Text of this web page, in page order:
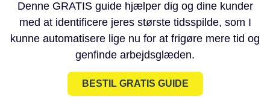
Denne GRATIS guide hjælper dig og dine kunder
med at identificere jeres største tidsspilde, som I
kunne automatisere lige nu for at frigøre mere tid og
genfinde arbejdsglæden.
BESTIL GRATIS GUIDE